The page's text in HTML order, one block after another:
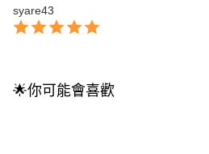
syare43
🌟你可能會喜歡